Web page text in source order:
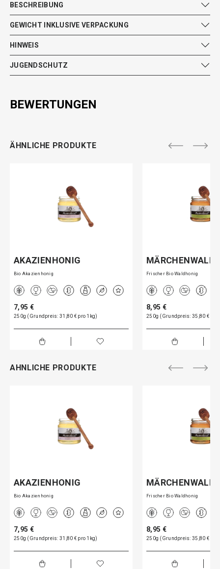
BESCHREIBUNG
GEWICHT INKLUSIVE VERPACKUNG
HINWEIS
JUGENDSCHUTZ
BEWERTUNGEN
ÄHNLICHE PRODUKTE
AKAZIENHONIG
Bio Akazienhonig
7,95 €
250g (Grundpreis: 31,80 € pro 1kg)
MÄRCHENWALD
Frischer Bio Waldhonig
8,95 €
250g (Grundpreis: 35,80 € pro
AHNLICHE PRODUKTE
AKAZIENHONIG
Bio Akazienhonig
7,95 €
250g (Grundpreis: 31,80 € pro 1kg)
MÄRCHENWALD
Frischer Bio Waldhonig
8,95 €
250g (Grundpreis: 35,80 € pro